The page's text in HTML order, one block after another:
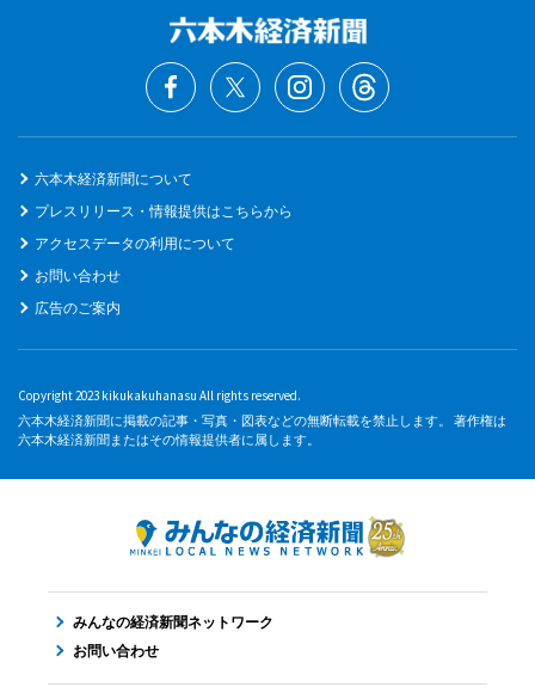
六本木経済新聞について
プレスリリース・情報提供はこちらから
アクセスデータの利用について
お問い合わせ
広告のご案内
Copyright 2023 kikukakuhanasu All rights reserved.
六本木経済新聞に掲載の記事・写真・図表などの無断転載を禁止します。 著作権は
六本木経済新聞またはその情報提供者に属します。
みんなの経済新聞ネットワーク
お問い合わせ